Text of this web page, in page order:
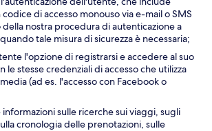
di accesso monouso via e-mail o SMS
nostra procedura di autenticazione a
tale misura di sicurezza è necessaria;
l'opzione di registrarsi e accedere al suo
le stesse credenziali di accesso che utilizza
(ad es. l'accesso con Facebook o
sulle ricerche sui viaggi, sugli
cronologia delle prenotazioni, sulle